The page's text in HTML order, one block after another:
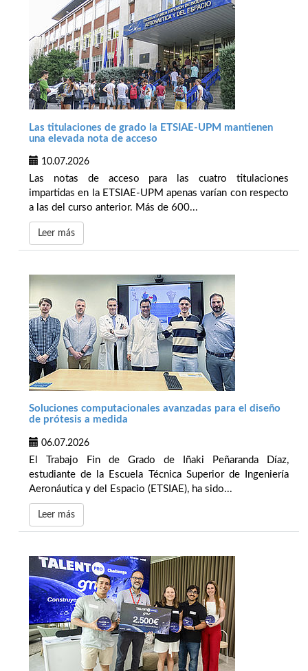
Las titulaciones de grado la ETSIAE-UPM mantienen
una elevada nota de acceso
10.07.2026
Las notas de acceso para las cuatro titulaciones
impartidas en la ETSIAE-UPM apenas varían con respecto
a las del curso anterior. Más de 600...
Leer más
Soluciones computacionales avanzadas para el diseño
de prótesis a medida
06.07.2026
El Trabajo Fin de Grado de Iñaki Peñaranda Díaz,
estudiante de la Escuela Técnica Superior de Ingeniería
Aeronáutica y del Espacio (ETSIAE), ha sido...
Leer más